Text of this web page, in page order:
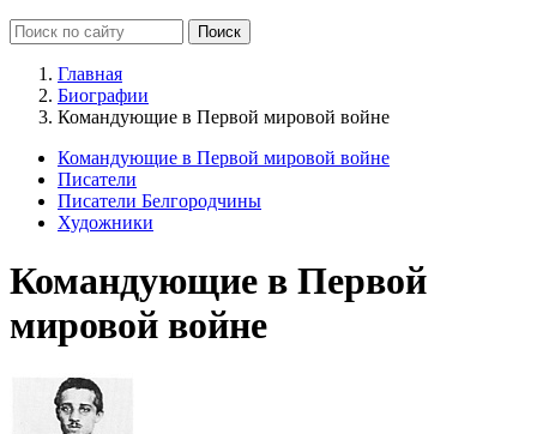
Главная
Биографии
Командующие в Первой мировой войне
Командующие в Первой мировой войне
Писатели
Писатели Белгородчины
Художники
Командующие в Первой
мировой войне